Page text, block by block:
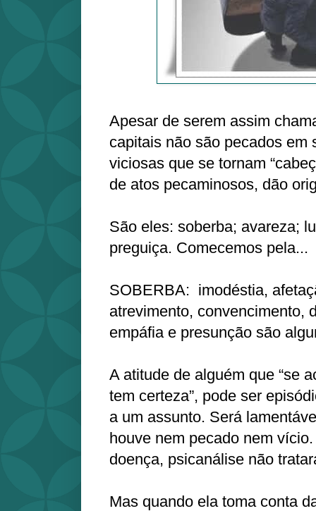
Apesar de serem assim
capitais não são pecados em
viciosas que se tornam
de atos pecaminosos, dão
São eles: soberba; avareza;
preguiça. Comecemos pela...
SOBERBA: imodéstia,
atrevimento, convencimento,
empáfia e presunção são
A atitude de alguém que “se
tem certeza”, pode ser
a um assunto. Será
houve nem pecado nem
doença, psicanálise não
Mas quando ela toma conta